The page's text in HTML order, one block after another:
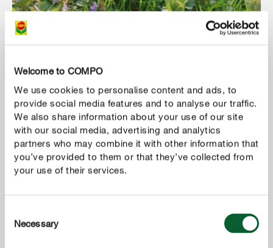
Welcome to COMPO
We use cookies to personalise content and ads, to
provide social media features and to analyse our traffic.
We also share information about your use of our site
with our social media, advertising and analytics
partners who may combine it with other information that
you’ve provided to them or that they’ve collected from
your use of their services.
Selection
Necessary
MOSTRAR MÁS